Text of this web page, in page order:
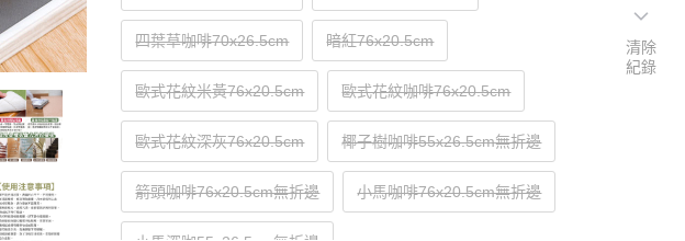
四葉草咖啡70x26.5cm 暗紅76x20.5cm
歐式花紋米黃76x20.5cm 歐式花紋咖啡76x20.5cm
歐式花紋深灰76x20.5cm 椰子樹咖啡55x26.5cm無折邊
箭頭咖啡76x20.5cm無折邊 小馬咖啡76x20.5cm無折邊
清除
紀錄